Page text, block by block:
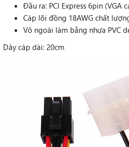
Đầu ra: PCI Express 6pin (VGA
Cáp lõi đồng 18AWG chất
Vỏ ngoài làm bằng nhựa PVC
Dây cáp dài: 20cm